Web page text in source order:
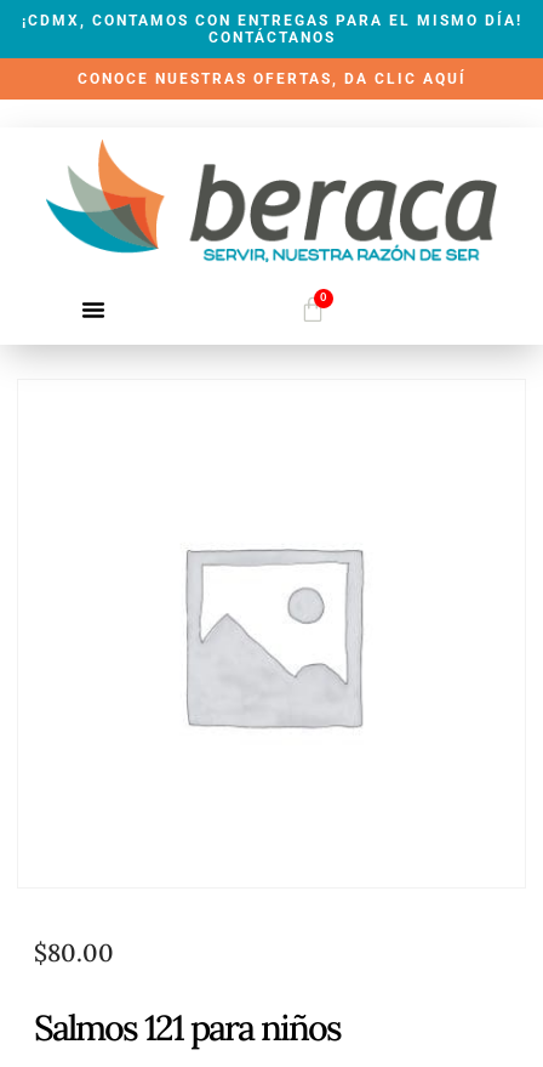
¡CDMX, CONTAMOS CON ENTREGAS PARA EL MISMO DÍA!
CONTÁCTANOS
CONOCE NUESTRAS OFERTAS, DA CLIC AQUÍ
0
$80.00
Salmos 121 para niños